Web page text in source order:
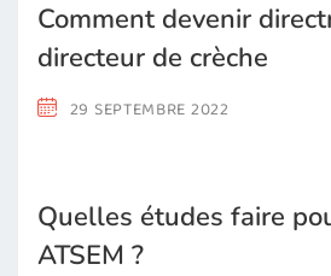
Comment devenir
directeur de crèche
29 SEPTEMBRE 2022
Quelles études faire
ATSEM ?